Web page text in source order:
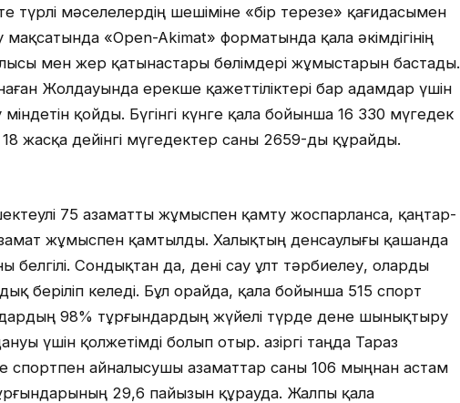
түрлі мәселелердің шешіміне «бір терезе» қағидасымен
«Open-Akimat» форматында қала әкімдігінің
мен жер қатынастары бөлімдері жұмыстарын бастады.
Жолдауында ерекше қажеттіліктері бар адамдар үшін
міндетін қойды. Бүгінгі күнге қала бойынша 16 330 мүгедек
жасқа дейінгі мүгедектер саны 2659-ды құрайды.
75 азаматты жұмыспен қамту жоспарланса, қаңтар-
жұмыспен қамтылды. Халықтың денсаулығы қашанда
белгілі. Сондықтан да, дені сау ұлт тәрбиелеу, оларды
беріліп келеді. Бұл орайда, қала бойынша 515 спорт
98% тұрғындардың жүйелі түрде дене шынықтыру
үшін қолжетімді болып отыр. Қазіргі таңда Тараз
спортпен айналысушы азаматтар саны 106 мыңнан астам
29,6 пайызын құрауда. Жалпы қала